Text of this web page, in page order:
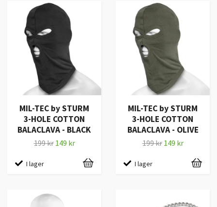
MIL-TEC by STURM
3-HOLE COTTON
BALACLAVA - BLACK
199 kr 149 kr
I lager
MIL-TEC by STURM
3-HOLE COTTON
BALACLAVA - OLIVE
199 kr 149 kr
I lager